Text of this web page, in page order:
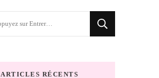
ARTICLES RÉCENTS